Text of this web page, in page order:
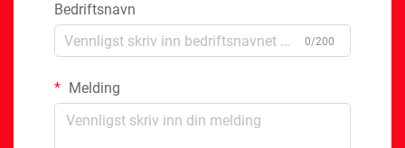
Bedriftsnavn
0/200
Melding